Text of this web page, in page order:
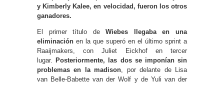
y Kimberly Kalee,en velocidad, fueron los otros
ganadores.
El primer título deWiebes llegaba en una
eliminación en la que superó en el último sprint a
Raaijmakers, con Juliet Eickhof en tercer
lugar.
Posteriormente, las dos se imponían sin
problemas en la madison , por delante de Lisa
van Belle-Babette van der Wolf y de Yuli van der